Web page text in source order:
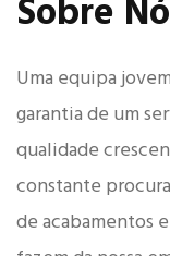
Sobre
Uma equipa
garantia de um
qualidade
constante
de acabamentos